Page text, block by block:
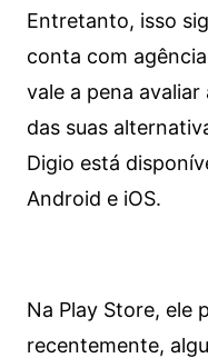
Entretanto, isso
conta com
vale a pena
das suas
Digio está
Android e iOS.
Na Play Store, ele
recentemente,